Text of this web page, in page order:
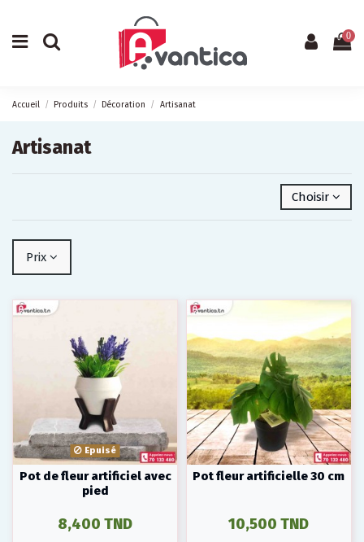
0
Accueil Produits Décoration Artisanat
Artisanat
Choisir
Prix
Epuisé
Pot de fleur artificiel avec
pied
8,400 TND
Pot fleur artificielle 30 cm
10,500 TND